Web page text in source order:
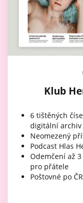
Klub
6 tištěných
digitální archiv
Neomezený
Podcast Hlas
Odemčení až
pro přátele
Poštovné po